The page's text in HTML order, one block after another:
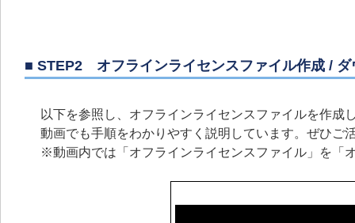
■ STEP2 オフラインライセンスファイル作成 / ダ
以下を参照し、オフラインライセンスファイルを作成
動画でも手順をわかりやすく説明しています。ぜひご
※動画内では「オフラインライセンスファイル」を「